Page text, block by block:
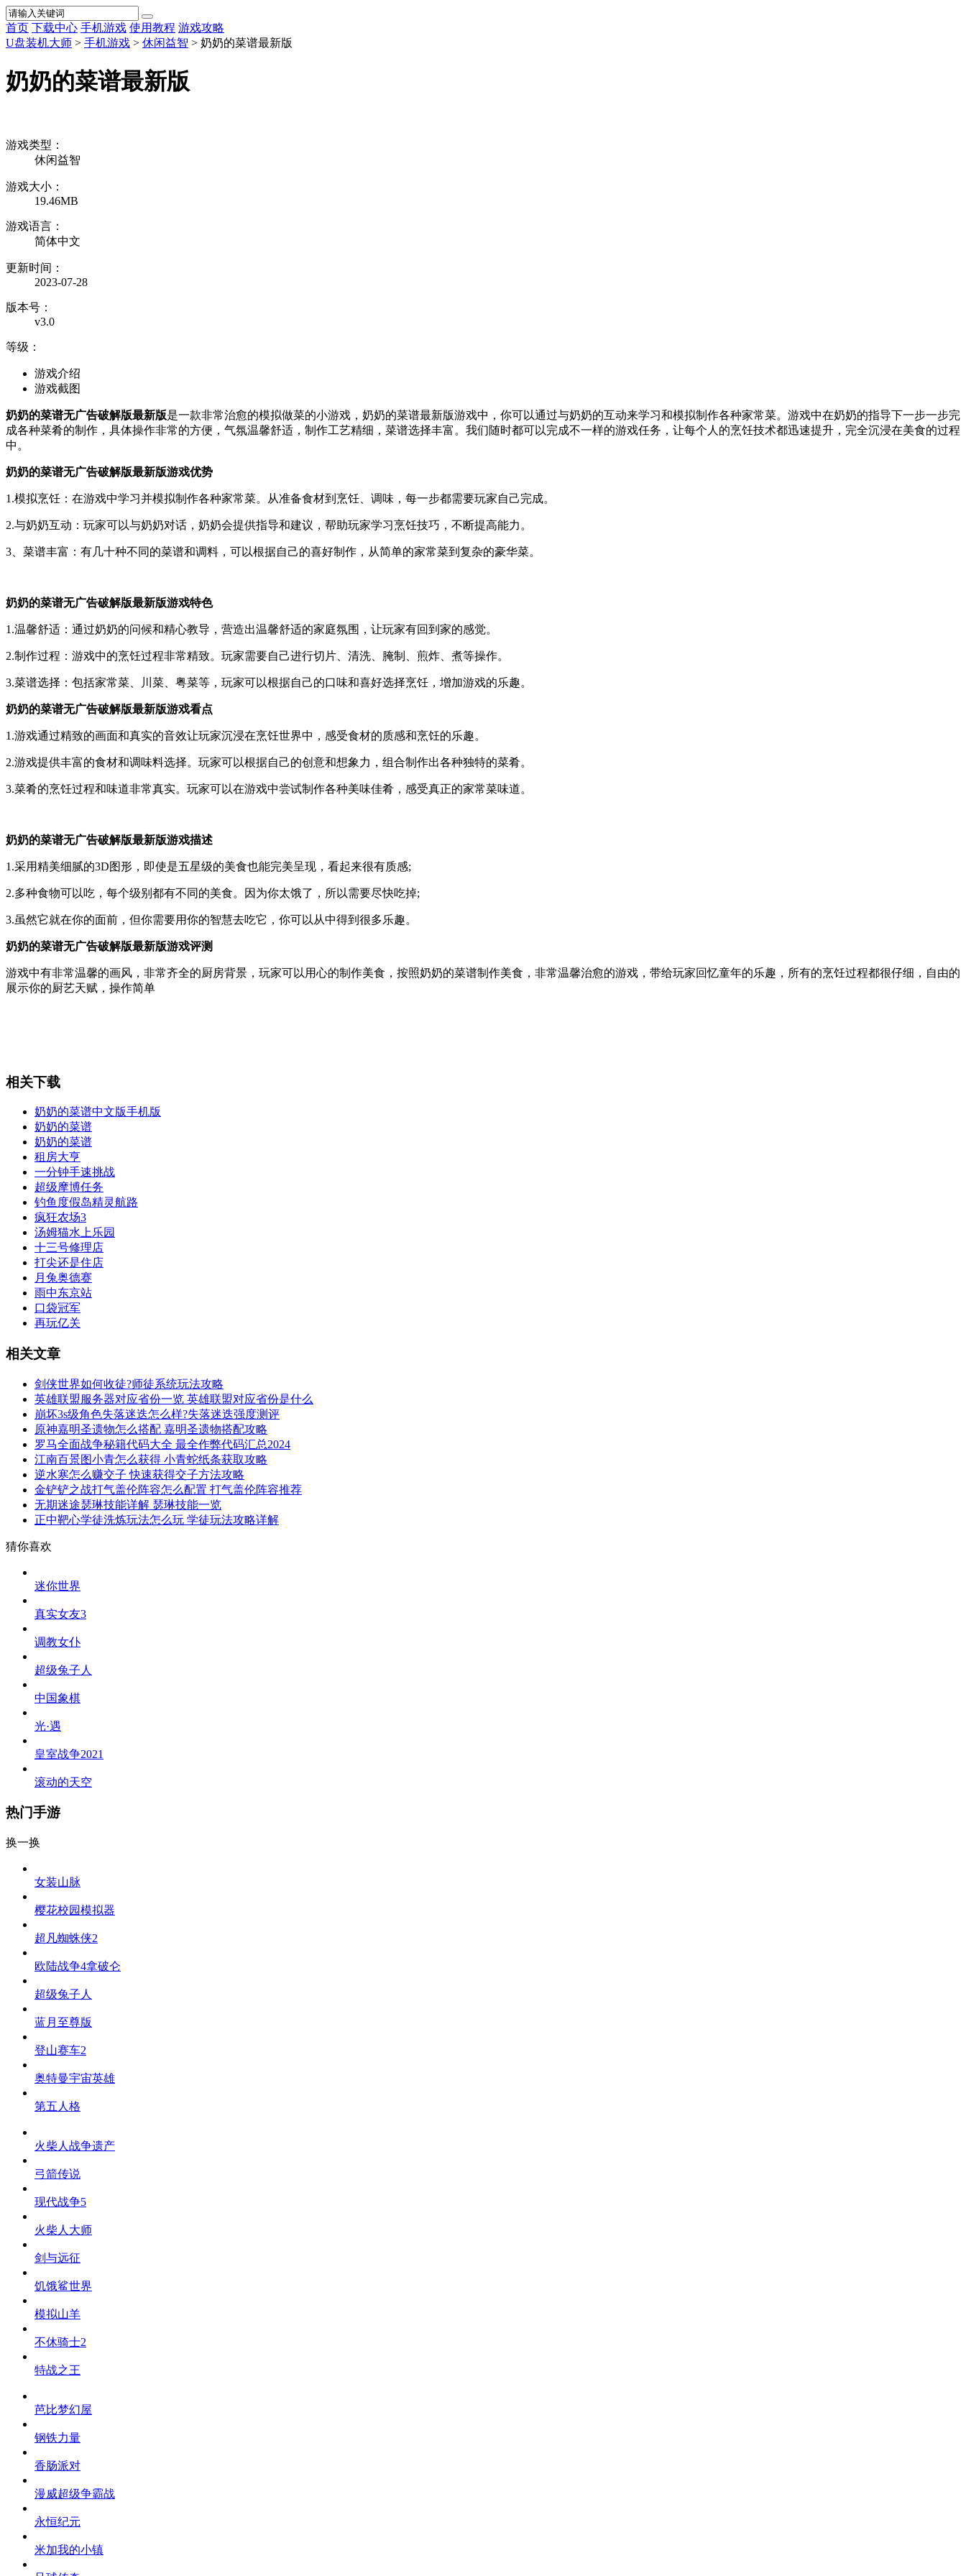
首页 下载中心 手机游戏 使用教程 游戏攻略
U盘装机大师 > 手机游戏 > 休闲益智 > 奶奶的菜谱最新版
奶奶的菜谱最新版
游戏类型：
休闲益智
游戏大小：
19.46MB
游戏语言：
简体中文
更新时间：
2023-07-28
版本号：
v3.0
等级：
游戏介绍
游戏截图
奶奶的菜谱无广告破解版最新版是一款非常治愈的模拟做菜的小游戏，奶奶的菜谱最新版游戏中，你可以通过与奶奶的互动来学习和模拟制作各种家常菜。游戏中在奶奶的指导下一步一步完
成各种菜肴的制作，具体操作非常的方便，气氛温馨舒适，制作工艺精细，菜谱选择丰富。我们随时都可以完成不一样的游戏任务，让每个人的烹饪技术都迅速提升，完全沉浸在美食的过程
中。
奶奶的菜谱无广告破解版最新版游戏优势
1.模拟烹饪：在游戏中学习并模拟制作各种家常菜。从准备食材到烹饪、调味，每一步都需要玩家自己完成。
2.与奶奶互动：玩家可以与奶奶对话，奶奶会提供指导和建议，帮助玩家学习烹饪技巧，不断提高能力。
3、菜谱丰富：有几十种不同的菜谱和调料，可以根据自己的喜好制作，从简单的家常菜到复杂的豪华菜。
奶奶的菜谱无广告破解版最新版游戏特色
1.温馨舒适：通过奶奶的问候和精心教导，营造出温馨舒适的家庭氛围，让玩家有回到家的感觉。
2.制作过程：游戏中的烹饪过程非常精致。玩家需要自己进行切片、清洗、腌制、煎炸、煮等操作。
3.菜谱选择：包括家常菜、川菜、粤菜等，玩家可以根据自己的口味和喜好选择烹饪，增加游戏的乐趣。
奶奶的菜谱无广告破解版最新版游戏看点
1.游戏通过精致的画面和真实的音效让玩家沉浸在烹饪世界中，感受食材的质感和烹饪的乐趣。
2.游戏提供丰富的食材和调味料选择。玩家可以根据自己的创意和想象力，组合制作出各种独特的菜肴。
3.菜肴的烹饪过程和味道非常真实。玩家可以在游戏中尝试制作各种美味佳肴，感受真正的家常菜味道。
奶奶的菜谱无广告破解版最新版游戏描述
1.采用精美细腻的3D图形，即使是五星级的美食也能完美呈现，看起来很有质感;
2.多种食物可以吃，每个级别都有不同的美食。因为你太饿了，所以需要尽快吃掉;
3.虽然它就在你的面前，但你需要用你的智慧去吃它，你可以从中得到很多乐趣。
奶奶的菜谱无广告破解版最新版游戏评测
游戏中有非常温馨的画风，非常齐全的厨房背景，玩家可以用心的制作美食，按照奶奶的菜谱制作美食，非常温馨治愈的游戏，带给玩家回忆童年的乐趣，所有的烹饪过程都很仔细，自由的
展示你的厨艺天赋，操作简单
相关下载
奶奶的菜谱中文版手机版
奶奶的菜谱
奶奶的菜谱
租房大亨
一分钟手速挑战
超级摩博任务
钓鱼度假岛精灵航路
疯狂农场3
汤姆猫水上乐园
十三号修理店
打尖还是住店
月兔奥德赛
雨中东京站
口袋冠军
再玩亿关
相关文章
剑侠世界如何收徒?师徒系统玩法攻略
英雄联盟服务器对应省份一览 英雄联盟对应省份是什么
崩坏3s级角色失落迷迭怎么样?失落迷迭强度测评
原神嘉明圣遗物怎么搭配 嘉明圣遗物搭配攻略
罗马全面战争秘籍代码大全 最全作弊代码汇总2024
江南百景图小青怎么获得 小青蛇纸条获取攻略
逆水寒怎么赚交子 快速获得交子方法攻略
金铲铲之战打气盖伦阵容怎么配置 打气盖伦阵容推荐
无期迷途瑟琳技能详解 瑟琳技能一览
正中靶心学徒洗炼玩法怎么玩 学徒玩法攻略详解
猜你喜欢
迷你世界
真实女友3
调教女仆
超级兔子人
中国象棋
光·遇
皇室战争2021
滚动的天空
热门手游
换一换
女装山脉
樱花校园模拟器
超凡蜘蛛侠2
欧陆战争4拿破仑
超级兔子人
蓝月至尊版
登山赛车2
奥特曼宇宙英雄
第五人格
火柴人战争遗产
弓箭传说
现代战争5
火柴人大师
剑与远征
饥饿鲨世界
模拟山羊
不休骑士2
特战之王
芭比梦幻屋
钢铁力量
香肠派对
漫威超级争霸战
永恒纪元
米加我的小镇